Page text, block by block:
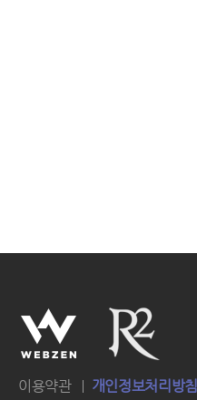
이용약관 개인정보처리방침